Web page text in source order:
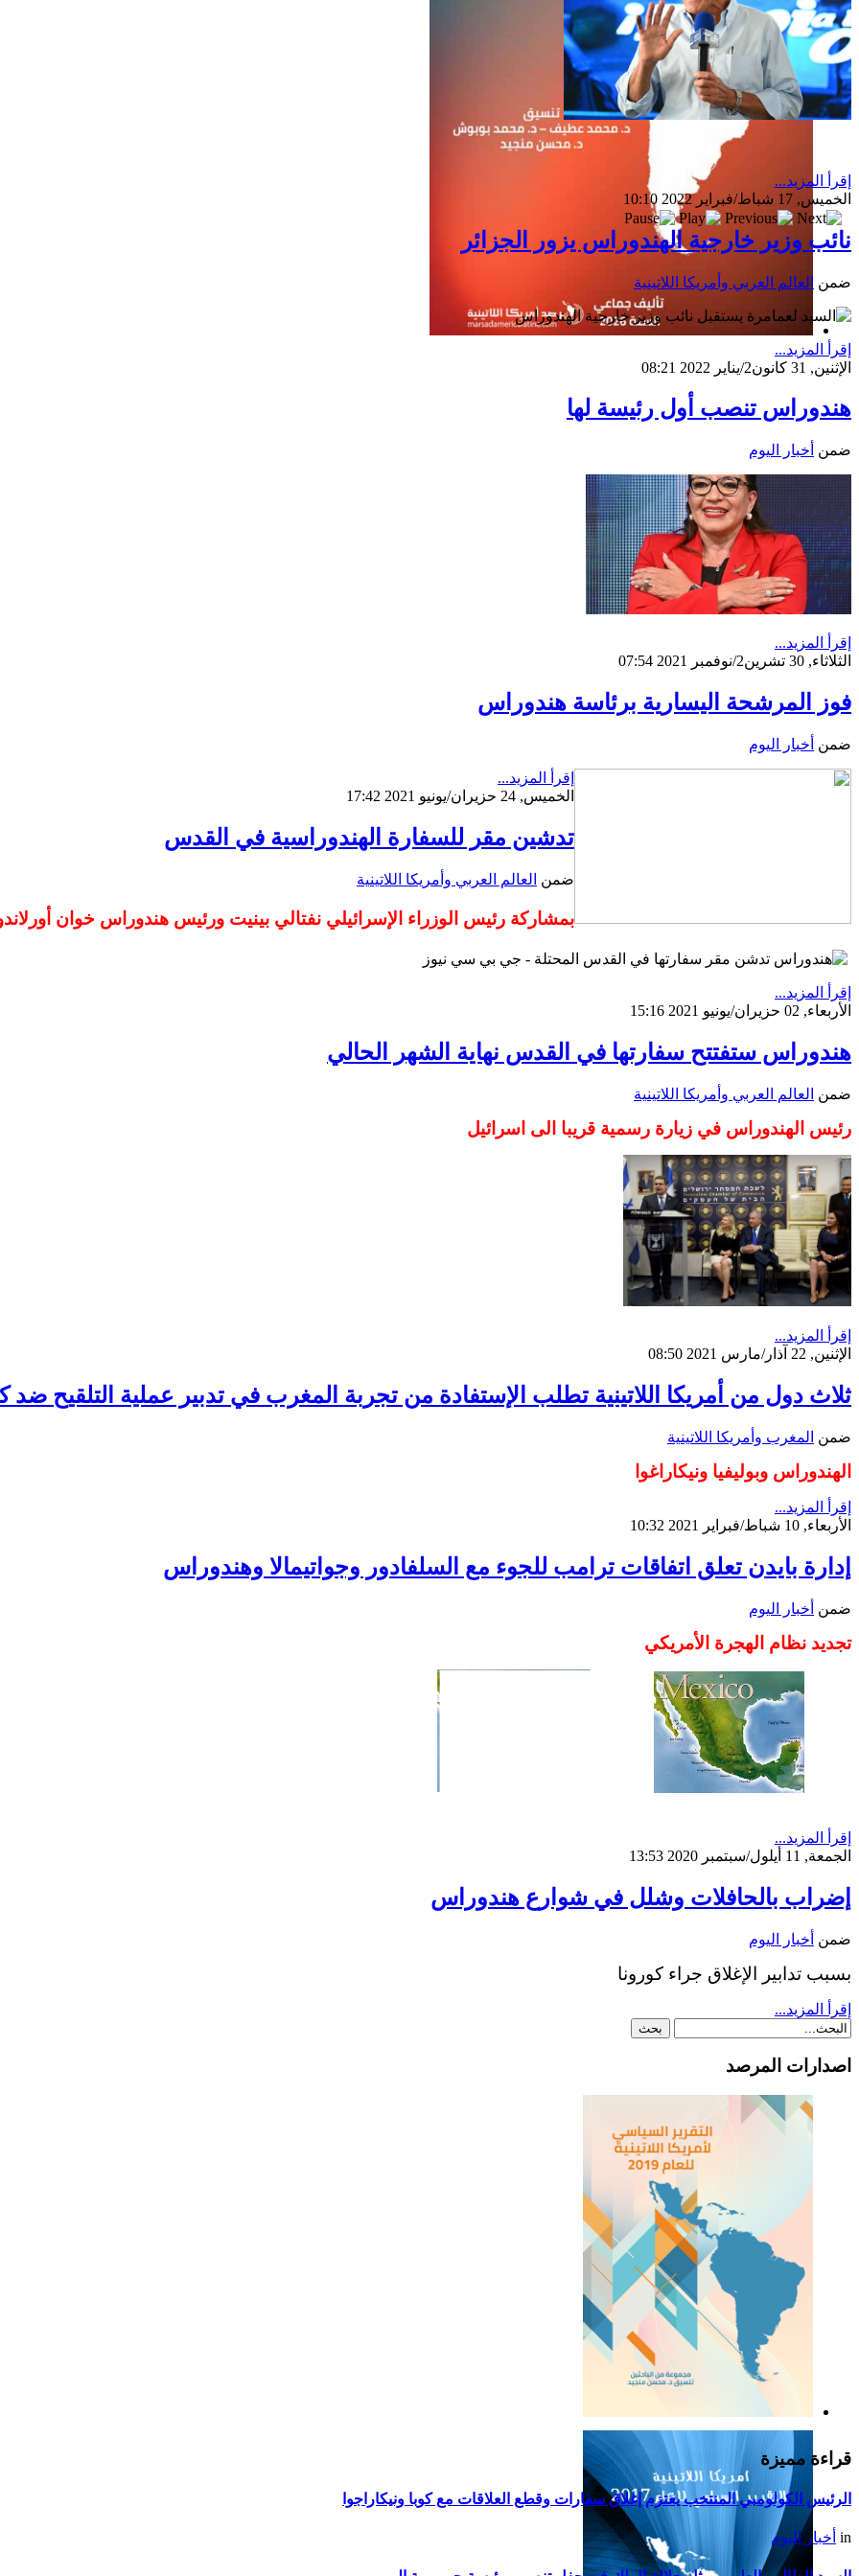
إصدار جديد
إقرأ المزيد...
الخميس, 17 شباط/فبراير 2022 10:10
نائب وزير خارجية الهندوراس يزور الجزائر
ضمن العالم العربي وأمريكا اللاتينية
إقرأ المزيد...
الإثنين, 31 كانون2/يناير 2022 08:21
هندوراس تنصب أول رئيسة لها
ضمن أخبار اليوم
إقرأ المزيد...
الثلاثاء, 30 تشرين2/نوفمبر 2021 07:54
فوز المرشحة اليسارية برئاسة هندوراس
ضمن أخبار اليوم
إقرأ المزيد...
الخميس, 24 حزيران/يونيو 2021 17:42
تدشين مقر للسفارة الهندوراسية في القدس
ضمن العالم العربي وأمريكا اللاتينية
بمشاركة رئيس الوزراء الإسرائيلي نفتالي بينيت ورئيس هندوراس خوان أورلاندو
إقرأ المزيد...
الأربعاء, 02 حزيران/يونيو 2021 15:16
هندوراس ستفتتح سفارتها في القدس نهاية الشهر الحالي
ضمن العالم العربي وأمريكا اللاتينية
رئيس الهندوراس في زيارة رسمية قريبا الى اسرائيل
إقرأ المزيد...
الإثنين, 22 آذار/مارس 2021 08:50
ثلاث دول من أمريكا اللاتينية تطلب الإستفادة من تجربة المغرب في تدبير عملية التلقيح ضد
ضمن المغرب وأمريكا اللاتينية
الهندوراس وبوليفيا ونيكاراغوا
إقرأ المزيد...
الأربعاء, 10 شباط/فبراير 2021 10:32
إدارة بايدن تعلق اتفاقات ترامب للجوء مع السلفادور وجواتيمالا وهندوراس
ضمن أخبار اليوم
تجديد نظام الهجرة الأمريكي
إقرأ المزيد...
الجمعة, 11 أيلول/سبتمبر 2020 13:53
إضراب بالحافلات وشلل في شوارع هندوراس
ضمن أخبار اليوم
بسبب تدابير الإغلاق جراء كورونا
إقرأ المزيد...
اصدارات المرصد
التقرير السياسي لأمريكا
اللاتينية للعام 2019
قراءة مميزة
الرئيس الكولومبي المنتخب يعتزم إغلاق سفارات وقطع العلاقات مع كوبا ونيكاراجوا
in أخبار اليوم